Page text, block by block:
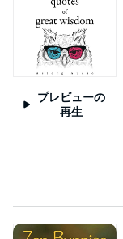
プレビューの
再生